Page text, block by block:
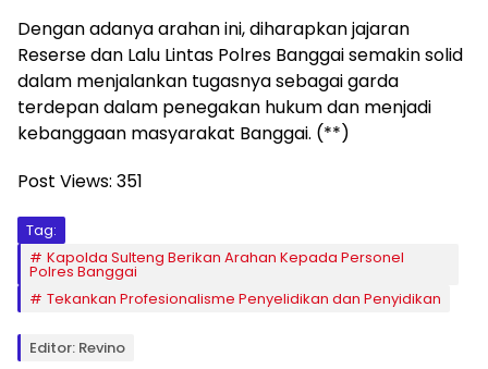
Dengan adanya arahan ini, diharapkan jajaran
Reserse dan Lalu Lintas Polres Banggai semakin solid
dalam menjalankan tugasnya sebagai garda
terdepan dalam penegakan hukum dan menjadi
kebanggaan masyarakat Banggai. (**)
Post Views: 351
Tag:
Kapolda Sulteng Berikan Arahan Kepada Personel
Polres Banggai
Tekankan Profesionalisme Penyelidikan dan Penyidikan
Editor: Revino